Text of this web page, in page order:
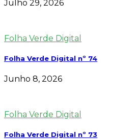
Julho 29, 2026
Folha Verde Digital
Folha Verde Digital nº 74
Junho 8, 2026
Folha Verde Digital
Folha Verde Digital nº 73